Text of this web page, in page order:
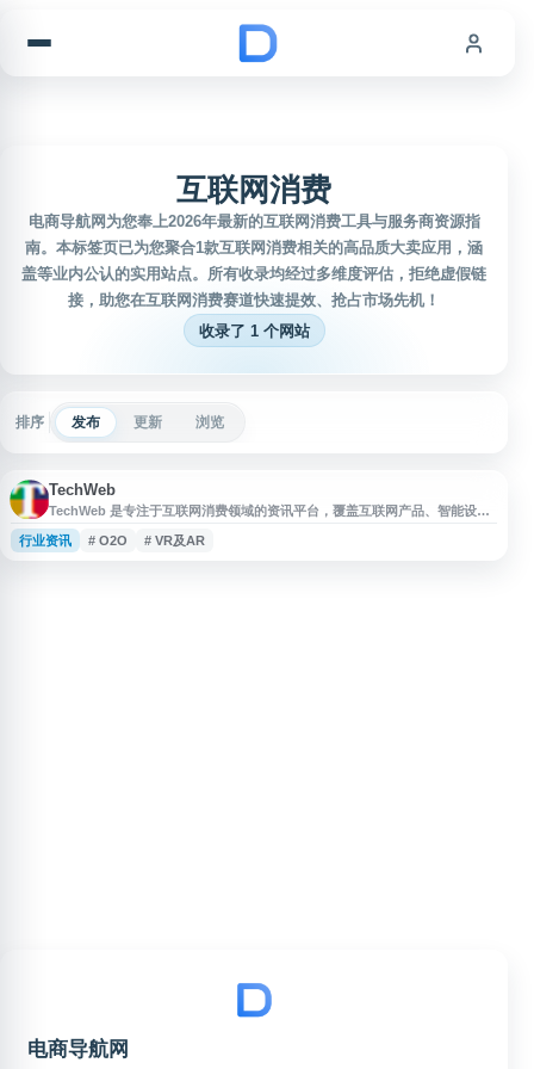
互联网消费
电商导航网为您奉上2026年最新的互联网消费工具与服务商资源指
南。本标签页已为您聚合1款互联网消费相关的高品质大卖应用，涵
盖等业内公认的实用站点。所有收录均经过多维度评估，拒绝虚假链
接，助您在互联网消费赛道快速提效、抢占市场先机！
收录了 1 个网站
排序 发布 更新 浏览
TechWeb
TechWeb 是专注于互联网消费领域的资讯平台，覆盖互联网产品、智能设
备、互联网服务、移动互联网、电子商务、互联网金融、创业创新、投融资、
手机游戏、O2O、VR/AR 与 AI 人工智能等方向。网站通过网页及新媒体渠道
行业资讯 # O2O # VR及AR
电商导航网